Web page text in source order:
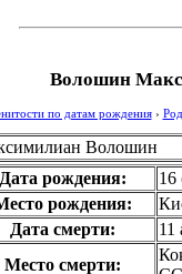
Волошин
по датам рождения›
Волошин
Дата рождения:
16
рождения:
Дата смерти:
11
Место смерти: